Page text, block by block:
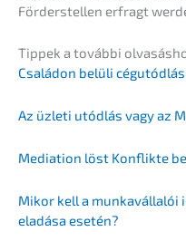
Förder­stel­len erfragt
Tippek a továb­bi
Csalá­don belüli
Az üzleti utódlás vagy az M
Media­ti­on löst Konflik­te
Mikor kell a
eladá­sa esetén?